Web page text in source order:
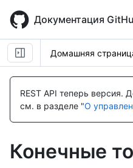
main
content
Документация
Домашняя
REST API теперь версия.
см. в разделе "О
Конечные
Имя., Тип,
Description
Имя., Тип,
Description
Имя., Тип,
Description
Имя., Тип,
Description
Имя., Тип,
Description
Имя., Тип,
Description
Имя., Тип,
Description
Имя., Тип,
Description
Имя., Тип,
Description
Имя., Тип,
Description
Имя., Тип,
Description
Имя., Тип,
Description
Имя., Тип,
Description
Имя., Тип,
Description
Имя., Тип,
Description
Имя., Тип,
Description